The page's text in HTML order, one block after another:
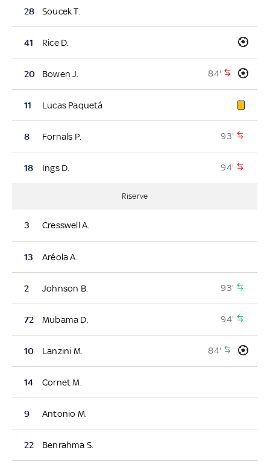
28 Soucek T.
41 Rice D.
20 Bowen J. 84'
11 Lucas Paquetá
8 Fornals P. 93'
18 Ings D. 94'
Riserve
3 Cresswell A.
13 Aréola A.
2 Johnson B. 93'
72 Mubama D. 94'
10 Lanzini M. 84'
14 Cornet M.
9 Antonio M.
22 Benrahma S.